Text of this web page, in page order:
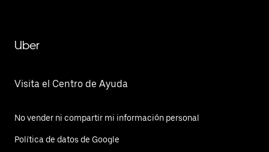
Uber
Visita el Centro de Ayuda
No vender ni compartir mi información personal
Política de datos de Google